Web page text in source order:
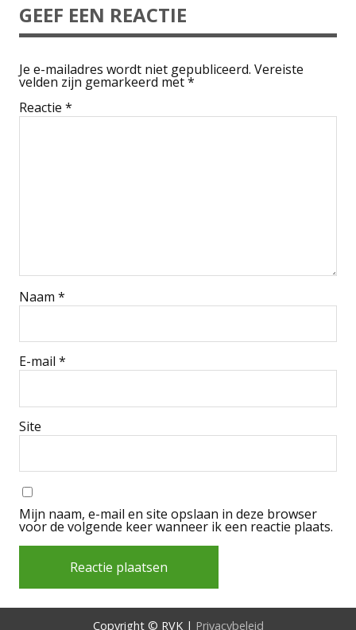
GEEF EEN REACTIE
Je e-mailadres wordt niet gepubliceerd. Vereiste
velden zijn gemarkeerd met*
Reactie *
Naam *
E-mail *
Site
Mijn naam, e-mail en site opslaan in deze browser
voor de volgende keer wanneer ik een reactie plaats.
Copyright © RVK | Privacybeleid